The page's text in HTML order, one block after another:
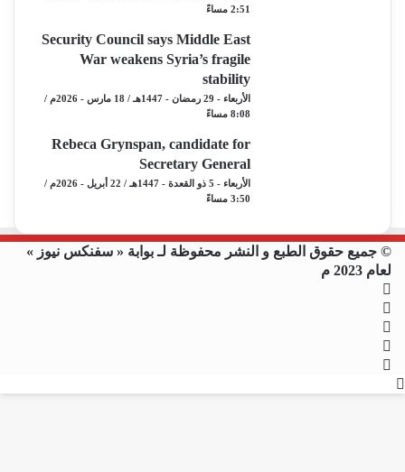
2:51 مساءً
Security Council says Middle East
War weakens Syria’s fragile
stability
الأربعاء - 29 رمضان - 1447هـ / 18 مارس - 2026م /
8:08 مساءً
Rebeca Grynspan, candidate for
Secretary General
الأربعاء - 5 ذو القعدة - 1447هـ / 22 أبريل - 2026م /
3:50 مساءً
© جميع حقوق الطبع و النشر محفوظة لـ بوابة « سفنكس نيوز »
لعام 2023 م